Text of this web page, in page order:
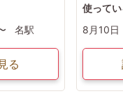
名駅
る
使ってい
8月10日